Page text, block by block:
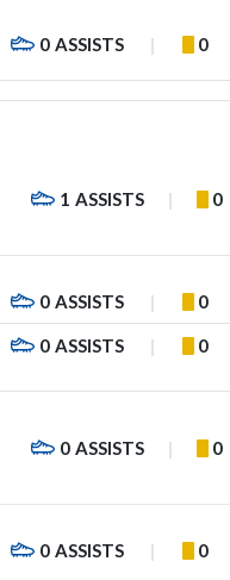
0 ASSISTS 0
1 ASSISTS 0
0 ASSISTS 0
0 ASSISTS 0
0 ASSISTS 0
0 ASSISTS 0